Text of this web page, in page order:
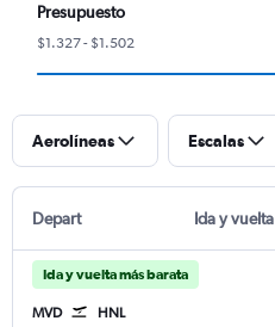
Presupuesto
$1.327 - $1.502
Aerolíneas Escalas
Depart Ida y vuelta
Ida y vuelta más barata
MVD HNL